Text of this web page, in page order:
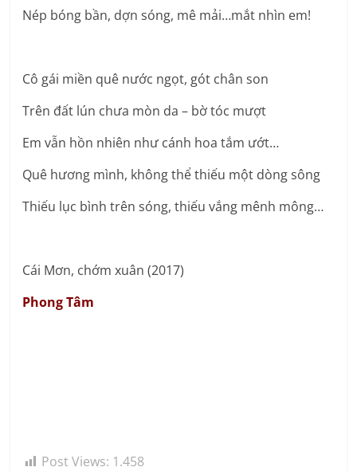
Nép bóng bần, dợn sóng, mê mải…mắt nhìn em!
Cô gái miền quê nước ngọt, gót chân son
Trên đất lún chưa mòn da – bờ tóc mượt
Em vẫn hồn nhiên như cánh hoa tắm ướt…
Quê hương mình, không thể thiếu một dòng sông
Thiếu lục bình trên sóng, thiếu vắng mênh mông…
Cái Mơn, chớm xuân (2017)
Phong Tâm
Post Views: 1.458